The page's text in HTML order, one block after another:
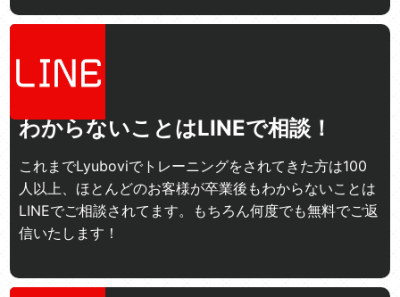
わからないことはLINEで相談！
これまでLyuboviでトレーニングをされてきた方は100
人以上、ほとんどのお客様が卒業後もわからないことは
LINEでご相談されてます。もちろん何度でも無料でご返
信いたします！